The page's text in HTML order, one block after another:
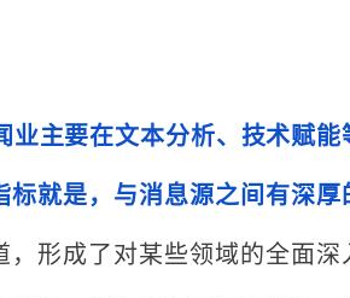
业主要在文本分析、技术赋
就是， 与消息源之间有深厚
，形成了对某些领域的全面